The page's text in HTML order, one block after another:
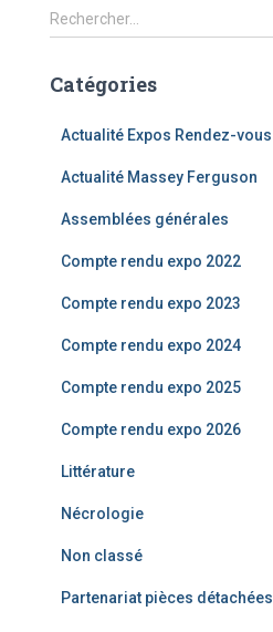
R
e
h
Rechercher…
Catégories
Actualité Expos Rendez-vous
Actualité Massey Ferguson
Assemblées générales
Compte rendu expo 2022
Compte rendu expo 2023
Compte rendu expo 2024
Compte rendu expo 2025
Compte rendu expo 2026
Littérature
Nécrologie
Non classé
Partenariat pièces détachées